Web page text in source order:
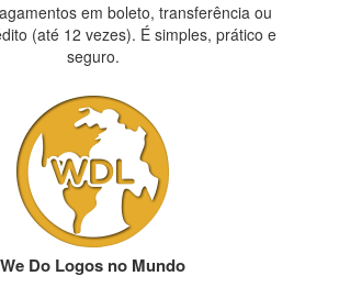
em boleto, transferência ou
(até 12 vezes). É simples, prático e
seguro.
We Do Logos no Mundo